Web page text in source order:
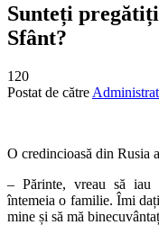
Sunteți
Sfânt?
120
Postat de către
O credincioasă din Rusia
‒ Părinte, vreau să iau
întemeia o familie. Îmi
mine și să mă